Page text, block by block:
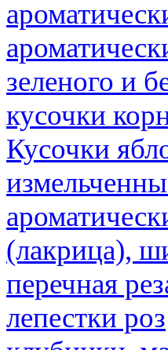
зеленого и
кусочки
Кусочки
(лакрица),
перечная
лепестки роз